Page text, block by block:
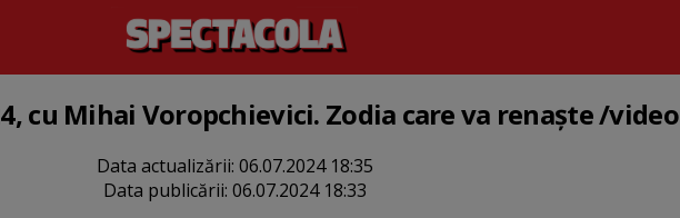
cu Mihai Voropchievici. Zodia care va renaște /video
Data actualizării: 06.07.2024 18:35
Data publicării: 06.07.2024 18:33